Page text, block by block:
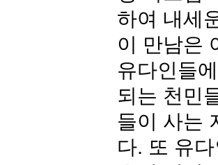
하여 내세
이 만남은
유다인들
되는 천민
들이 사는
다. 또 유